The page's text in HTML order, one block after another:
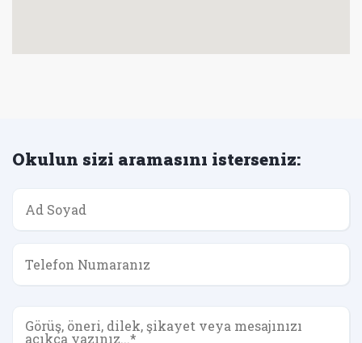
Okulun sizi aramasını isterseniz: